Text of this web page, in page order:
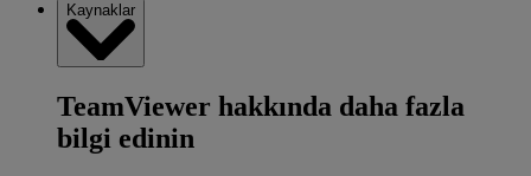
Kaynaklar
TeamViewer hakkında daha fazla
bilgi edinin